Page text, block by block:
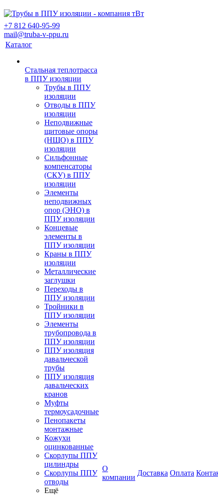
+7 812 640-95-99
mail@truba-v-ppu.ru
Каталог
Стальная теплотрасса
в ППУ изоляции
Трубы в ППУ
изоляции
Отводы в ППУ
изоляции
Неподвижные
щитовые опоры
(НЩО) в ППУ
изоляции
Cильфонные
компенсаторы
(СКУ) в ППУ
изоляции
Элементы
неподвижных
опор (ЭНО) в
ППУ изоляции
Концевые
элементы в
ППУ изоляции
Краны в ППУ
изоляции
Металлические
заглушки
Переходы в
ППУ изоляции
Тройники в
ППУ изоляции
Элементы
трубопровода в
ППУ изоляции
ППУ изоляция
давальческой
трубы
ППУ изоляция
давальческих
кранов
Муфты
термоусадочные
Пенопакеты
монтажные
Кожухи
оцинкованные
Скорлупы ППУ
цилиндры
Скорлупы ППУ
отводы
Ещё
О
компании
Доставка Оплата